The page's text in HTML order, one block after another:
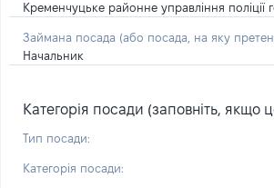
Кременчуцьке районне управління поліції
Займана посада (або посада, на яку
Начальник
Категорія посади (заповніть, якщо
Тип посади:
Категорія посади: